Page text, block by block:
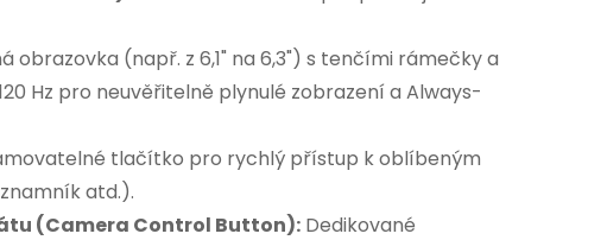
obrazovka (např. z 6,1" na 6,3") s tenčími rámečky a
Hz pro neuvěřitelně plynulé zobrazení a Always-
tlačítko pro rychlý přístup k oblíbeným
atd.).
(Camera Control Button): Dedikované